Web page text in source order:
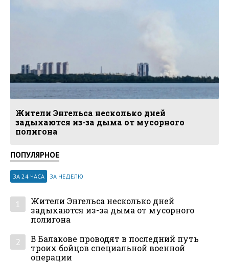
Жители Энгельса несколько дней
задыхаются из-за дыма от мусорного
полигона
ПОПУЛЯРНОЕ
ЗА 24 ЧАСА ЗА НЕДЕЛЮ
1
Жители Энгельса несколько дней
задыхаются из-за дыма от мусорного
полигона
2
В Балакове проводят в последний путь
троих бойцов специальной военной
операции